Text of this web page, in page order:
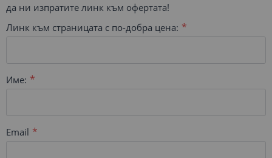
да ни изпратите линк към офертата!
Линк към страницата с по-добра цена:
Име:
Email